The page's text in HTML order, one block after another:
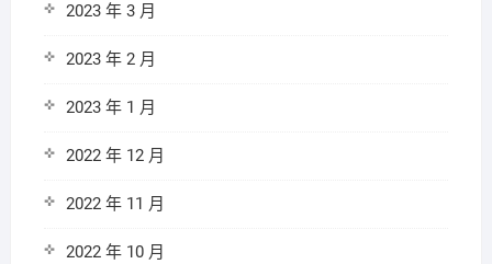
2023 年 3 月
2023 年 2 月
2023 年 1 月
2022 年 12 月
2022 年 11 月
2022 年 10 月